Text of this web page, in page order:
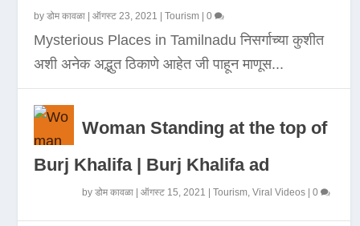
byडोम कावळा |ऑगस्ट 23, 2021 |Tourism |0
Mysterious Places in Tamilnadu निसर्गाच्या कुशीत
अशी अनेक अद्भुत ठिकाणे आहेत जी पाहून माणूस...
Woman Standing at the top of
Burj Khalifa | Burj Khalifa ad
byडोम कावळा |ऑगस्ट 15, 2021 |Tourism,Viral Videos |0